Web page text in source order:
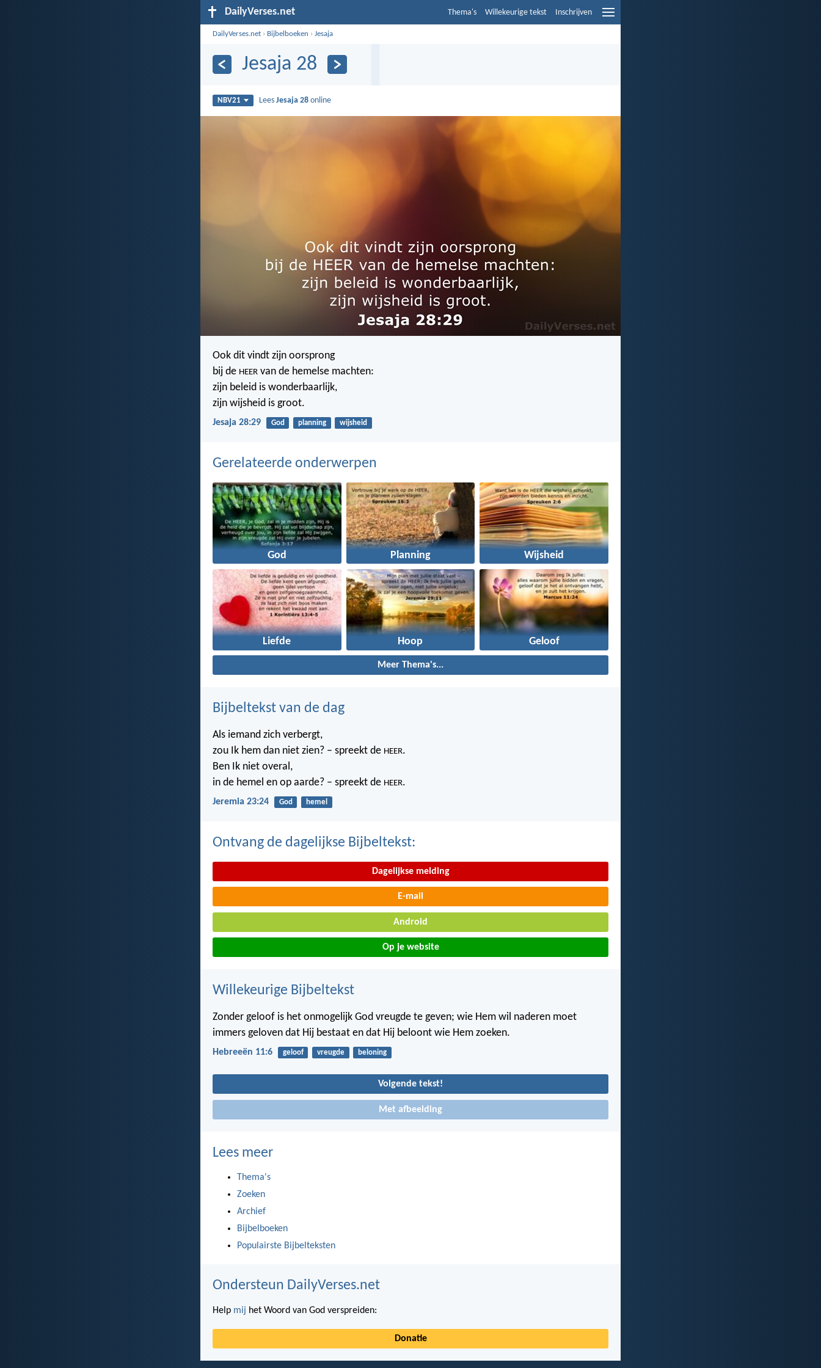
DailyVerses.net Thema's Willekeurige tekst Inschrijven
DailyVerses.net › Bijbelboeken ›Jesaja
Jesaja 28
NBV21 LeesJesaja 28 online
Ook dit vindt zijn oorsprong
bij de HEER van de hemelse machten:
zijn beleid is wonderbaarlijk,
zijn wijsheid is groot.
Jesaja 28:29 God planning wijsheid
Gerelateerde onderwerpen
God Planning Wijsheid
Liefde Hoop Geloof
Meer Thema's...
Bijbeltekst van de dag
Als iemand zich verbergt,
zou Ik hem dan niet zien? – spreekt de HEER.
Ben Ik niet overal,
in de hemel en op aarde? – spreekt de HEER.
Jeremia 23:24 God hemel
Ontvang de dagelijkse Bijbeltekst:
Dagelijkse melding
E-mail
Android
Op je website
Willekeurige Bijbeltekst
Zonder geloof is het onmogelijk God vreugde te geven; wie Hem wil naderen moet
immers geloven dat Hij bestaat en dat Hij beloont wie Hem zoeken.
Hebreeën 11:6 geloof vreugde beloning
Volgende tekst!
Met afbeelding
Lees meer
Thema's
Zoeken
Archief
Bijbelboeken
Populairste Bijbelteksten
Ondersteun DailyVerses.net
Help mij het Woord van God verspreiden:
Donatie